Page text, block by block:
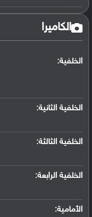
الكاميرا
الخلفية:
الخلفية الثانية:
الخلفية الثالثة:
الخلفية الرابعة:
الأمامية: